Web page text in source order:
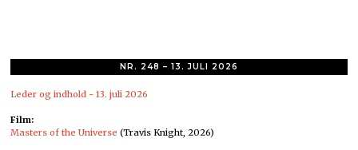
NR. 248 – 13. JULI 2026
Leder og indhold - 13. juli 2026
Film:
Masters of the Universe (Travis Knight, 2026)